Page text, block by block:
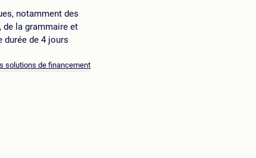
notamment des
de la grammaire et
durée de 4 jours
solutions de financement